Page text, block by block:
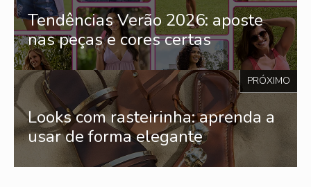
Tendências Verão 2026: aposte
nas peças e cores certas
PRÓXIMO
Looks com rasteirinha: aprenda a
usar de forma elegante